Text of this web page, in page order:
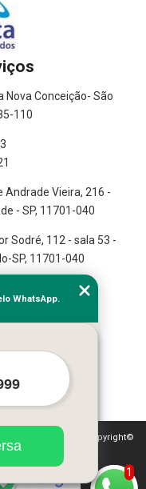
Nova Conceição- São
110
Andrade Vieira, 216 -
- SP, 11701-040
Sodré, 112 - sala 53 -
SP, 11701-040
direitos autorais. Copyright©
1
WhatsApp.